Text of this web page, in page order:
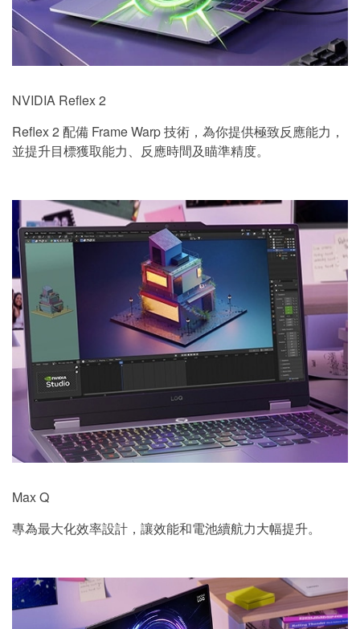
NVIDIA Reflex 2
Reflex 2 配備 Frame Warp 技術，為你提供極致反應能力，
並提升目標獲取能力、反應時間及瞄準精度。
Max Q
專為最大化效率設計，讓效能和電池續航力大幅提升。